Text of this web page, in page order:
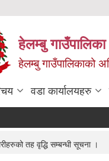
हेलम्बु गाउँपालिका
हेलम्बु गाउँपालिकाको
वडा कार्यालयहरु
तह वृद्धि सम्बन्धी सूचना ।